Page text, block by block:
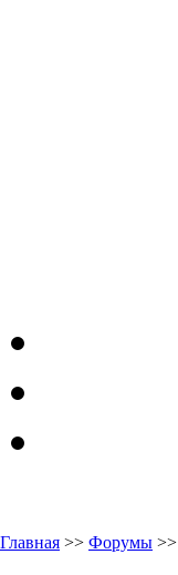
Главная >> Форумы >>